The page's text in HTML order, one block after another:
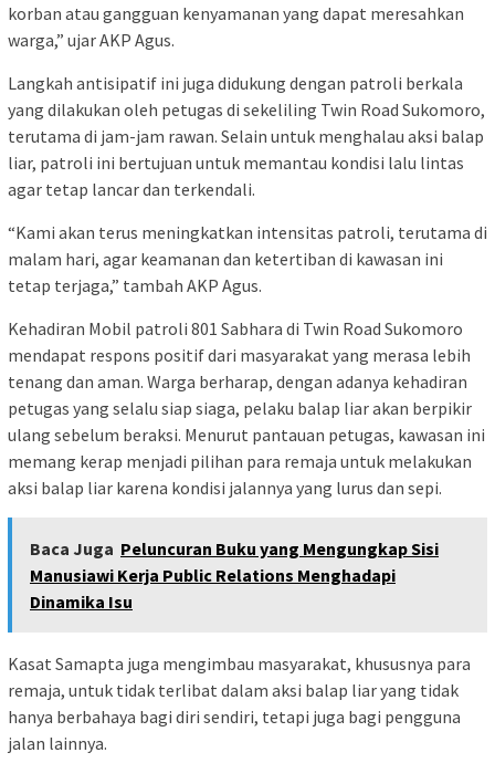
korban atau gangguan kenyamanan yang dapat meresahkan
warga,” ujar AKP Agus.
Langkah antisipatif ini juga didukung dengan patroli berkala
yang dilakukan oleh petugas di sekeliling Twin Road Sukomoro,
terutama di jam-jam rawan. Selain untuk menghalau aksi balap
liar, patroli ini bertujuan untuk memantau kondisi lalu lintas
agar tetap lancar dan terkendali.
“Kami akan terus meningkatkan intensitas patroli, terutama di
malam hari, agar keamanan dan ketertiban di kawasan ini
tetap terjaga,” tambah AKP Agus.
Kehadiran Mobil patroli 801 Sabhara di Twin Road Sukomoro
mendapat respons positif dari masyarakat yang merasa lebih
tenang dan aman. Warga berharap, dengan adanya kehadiran
petugas yang selalu siap siaga, pelaku balap liar akan berpikir
ulang sebelum beraksi. Menurut pantauan petugas, kawasan ini
memang kerap menjadi pilihan para remaja untuk melakukan
aksi balap liar karena kondisi jalannya yang lurus dan sepi.
Baca Juga Peluncuran Buku yang Mengungkap Sisi
Manusiawi Kerja Public Relations Menghadapi
Dinamika Isu
Kasat Samapta juga mengimbau masyarakat, khususnya para
remaja, untuk tidak terlibat dalam aksi balap liar yang tidak
hanya berbahaya bagi diri sendiri, tetapi juga bagi pengguna
jalan lainnya.